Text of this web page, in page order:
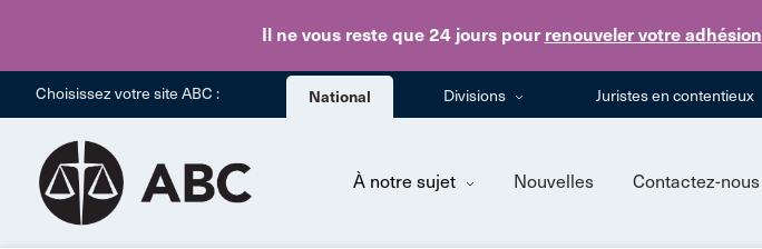
Il ne vous reste que 24 jourspour renouveler votre adhésion
Choisissez votre site ABC : National Divisions Juristes en contentieux
À notre sujet Nouvelles Contactez-nous